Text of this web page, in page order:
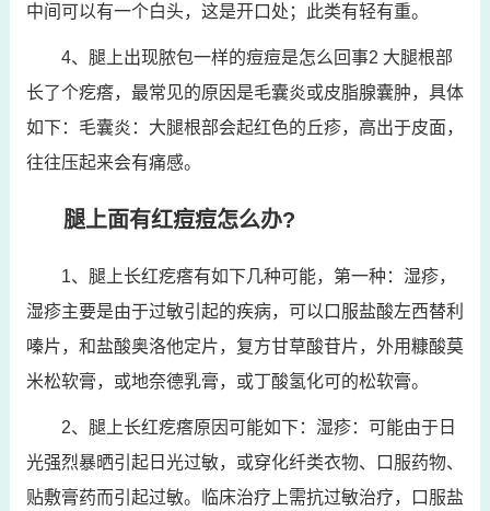
中间可以有一个白头，这是开口处；此类有轻有重。
4、腿上出现脓包一样的痘痘是怎么回事2 大腿根部
长了个疙瘩，最常见的原因是毛囊炎或皮脂腺囊肿，具体
如下：毛囊炎：大腿根部会起红色的丘疹，高出于皮面，
往往压起来会有痛感。
腿上面有红痘痘怎么办?
1、腿上长红疙瘩有如下几种可能，第一种：湿疹，
湿疹主要是由于过敏引起的疾病，可以口服盐酸左西替利
嗪片，和盐酸奥洛他定片，复方甘草酸苷片，外用糠酸莫
米松软膏，或地奈德乳膏，或丁酸氢化可的松软膏。
2、腿上长红疙瘩原因可能如下：湿疹：可能由于日
光强烈暴晒引起日光过敏，或穿化纤类衣物、口服药物、
贴敷膏药而引起过敏。临床治疗上需抗过敏治疗，口服盐